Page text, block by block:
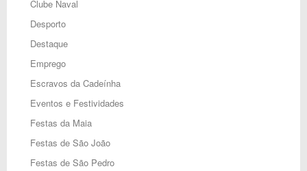
Clube Naval
Desporto
Destaque
Emprego
Escravos da Cadeínha
Eventos e Festividades
Festas da Maia
Festas de São João
Festas de São Pedro